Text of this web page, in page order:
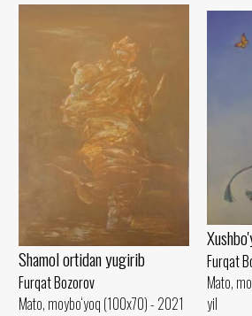
Shamol ortidan yugirib
Furqat Bozorov
Mato, moybo‘yoq (100x70) - 2021
Furqat
Mato,
yil